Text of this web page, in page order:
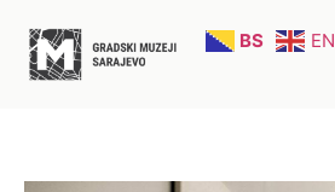
BS EN